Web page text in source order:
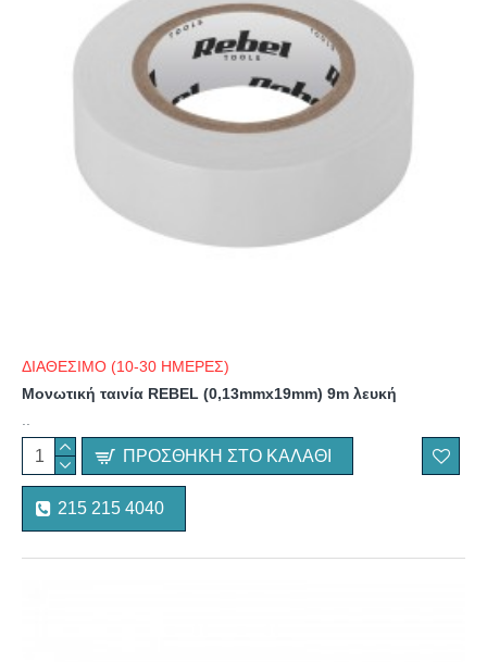
ΔΙΑΘΕΣΙΜΟ (10-30 ΗΜΕΡΕΣ)
Μονωτική ταινία REBEL (0,13mmx19mm) 9m λευκή
ΠΡΟΣΘΉΚΗ ΣΤΟ ΚΑΛΆΘΙ
215 215 4040